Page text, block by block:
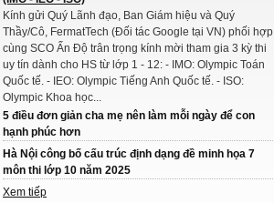
Kính gửi Quý Lãnh đạo, Ban Giám hiệu và Quý
Thầy/Cô, FermatTech (Đối tác Google tại VN) phối hợp
cùng SCO Ấn Độ trân trọng kính mời tham gia 3 kỳ thi
uy tín dành cho HS từ lớp 1 - 12: - IMO: Olympic Toán
Quốc tế. - IEO: Olympic Tiếng Anh Quốc tế. - ISO:
Olympic Khoa học...
5 điều đơn giản cha mẹ nên làm mỗi ngày để con
hạnh phúc hơn
Hà Nội công bố cấu trúc định dạng đề minh họa 7
môn thi lớp 10 năm 2025
Xem tiếp